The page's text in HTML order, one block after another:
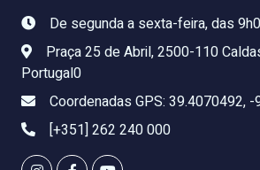
De segunda a sexta-feira, das
Praça 25 de Abril, 2500-110
Portugal0
Coordenadas GPS: 39.4070492,
[+351] 262 240 000